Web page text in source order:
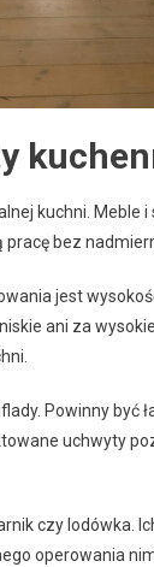
kuchni. Meble
bez
jest
ani za
Powinny być
uchwyty
czy lodówka.
operowania